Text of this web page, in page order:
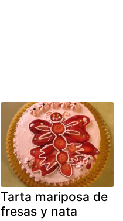
Tarta mariposa de
fresas y nata